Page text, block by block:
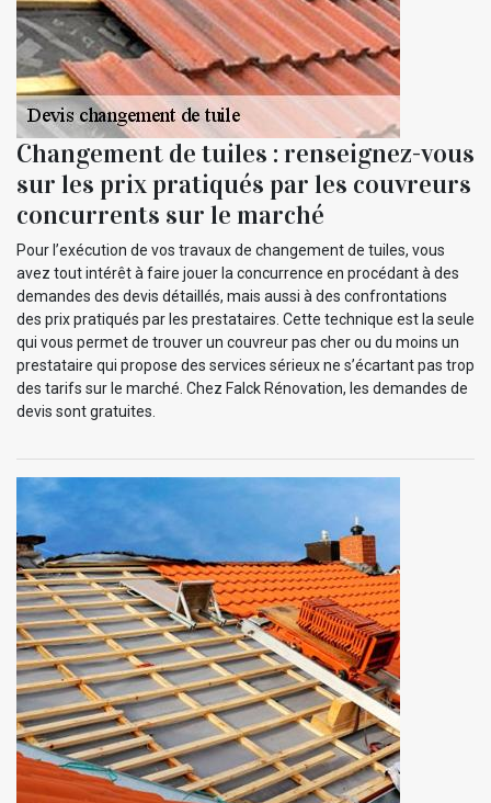
Changement de tuiles : renseignez-vous
sur les prix pratiqués par les couvreurs
concurrents sur le marché
Pour l’exécution de vos travaux de changement de tuiles, vous
avez tout intérêt à faire jouer la concurrence en procédant à des
demandes des devis détaillés, mais aussi à des confrontations
des prix pratiqués par les prestataires. Cette technique est la seule
qui vous permet de trouver un couvreur pas cher ou du moins un
prestataire qui propose des services sérieux ne s’écartant pas trop
des tarifs sur le marché. Chez Falck Rénovation, les demandes de
devis sont gratuites.